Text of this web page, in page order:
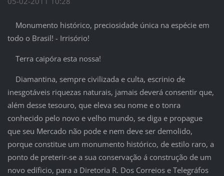
Monumento histórico, preciosidade única na espécie em
todo o Brasil! - Irrisório!
Terra caipóra esta nossa!
Diamantina, sempre civilizada e culta, escrinio de
inesgotáveis riquezas naturais, jamais deverá consentir que,
além desse tesouro, que eleva seu nome e o tonra
conhecido pelo novo e velho mundo, se diga e propague
que seu Mercado não pode e nem deve ser demolido,
porque constitue um monumento histórico, de estilo raro, a
ponto de preterir-se a sua conservação á construção de um
novo edíficio, para a Diretoria R. Dos Correios e Telegráfos